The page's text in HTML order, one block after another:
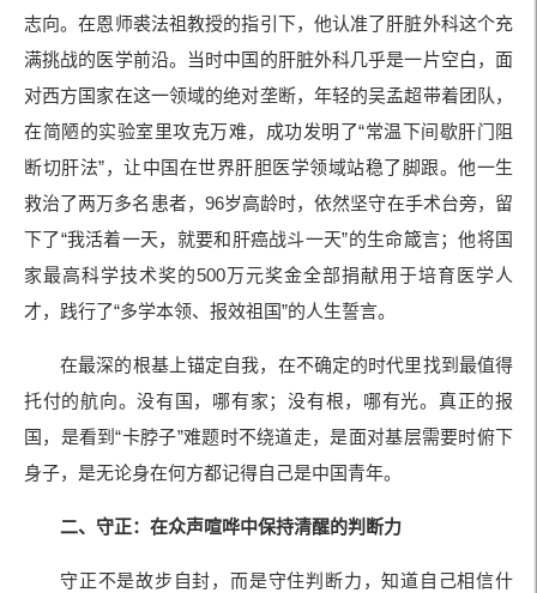
志向。在恩师裘法祖教授的指引下，他认准了肝脏外科这个充
满挑战的医学前沿。当时中国的肝脏外科几乎是一片空白，面
对西方国家在这一领域的绝对垄断，年轻的吴孟超带着团队，
在简陋的实验室里攻克万难，成功发明了“常温下间歇肝门阻
断切肝法”，让中国在世界肝胆医学领域站稳了脚跟。他一生
救治了两万多名患者，96岁高龄时，依然坚守在手术台旁，留
下了“我活着一天，就要和肝癌战斗一天”的生命箴言；他将国
家最高科学技术奖的500万元奖金全部捐献用于培育医学人
才，践行了“多学本领、报效祖国”的人生誓言。
在最深的根基上锚定自我，在不确定的时代里找到最值得
托付的航向。没有国，哪有家；没有根，哪有光。真正的报
国，是看到“卡脖子”难题时不绕道走，是面对基层需要时俯下
身子，是无论身在何方都记得自己是中国青年。
二、守正：在众声喧哗中保持清醒的判断力
守正不是故步自封，而是守住判断力，知道自己相信什